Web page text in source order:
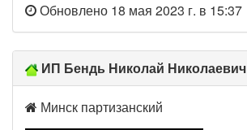
Обновлено 18 мая 2023 г. в 15:37
ИП Бендь Николай Николаевич
Минск партизанский